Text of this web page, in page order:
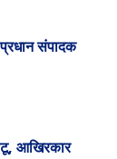
संपादक
आखिरकार